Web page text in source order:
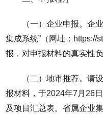
（一）企业申报。企
集成系统”（网址：https://
报，对申报材料的真实性负
（二）地市推荐。请
报材料，于2024年7月26
及项目汇总表。省属企业